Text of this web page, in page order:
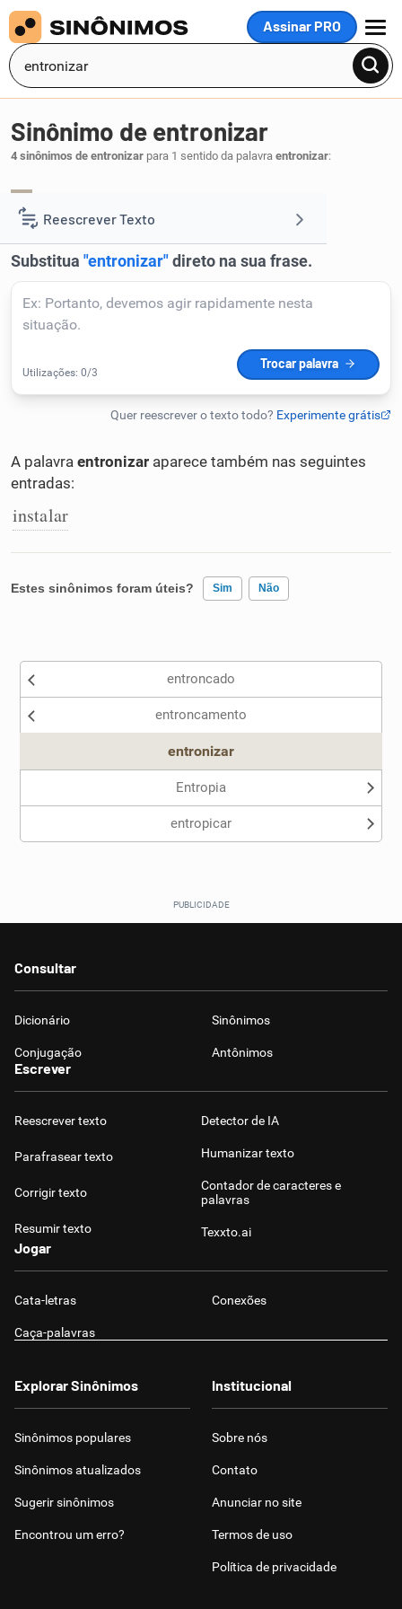
Assinar PRO
MENU
Reescrever Texto
Resumir Texto
Corrigir Texto
Detector de IA
Humanizador de IA
Cata-letras
Sinônimos
Sinônimo de entronizar
4 sinônimos de entronizar para 1 sentido da palavra entronizar:
A palavra entronizar aparece também nas seguintes
entradas:
instalar
Estes sinônimos foram úteis? Sim Não
Nenhum dos sinônimos apresentados me ajudou
entroncado
entroncamento
entronizar
Entropia
entropicar
Consultar
Dicionário Sinônimos
Conjugação Antônimos
Escrever
Reescrever texto
Parafrasear texto
Corrigir texto
Resumir texto
Detector de IA
Humanizar texto
Contador de caracteres e
palavras
Texxto.ai
Jogar
Cata-letras Conexões
Caça-palavras
Explorar Sinônimos
Sinônimos populares
Sinônimos atualizados
Sugerir sinônimos
Encontrou um erro?
Institucional
Sobre nós
Contato
Anunciar no site
Termos de uso
Política de privacidade